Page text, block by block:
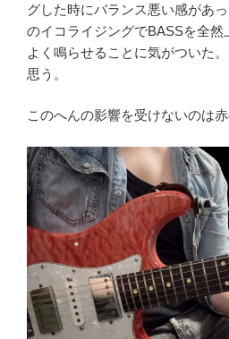
グした時にバランス悪い感があ
のイコライジングでBASSを全然
よく鳴らせることに気がついた
思う。
このへんの影響を受けないのは